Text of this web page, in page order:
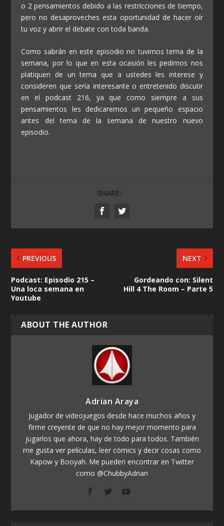
o 2 pensamientos debido a las restricciones de tiempo,
pero no desaproveches esta oportunidad de hacer oír
tu voz y abrir el debate con toda banda.
Como sabrán en este episodio no tuvimos tema de la
semana, por lo que en esta ocasión les pedimos nos
platiquen de un tema que a ustedes les interese y
consideren que sería interesante o entretenido discutir
en el podcast 216, ya que como siempre a sus
pensamientos les dedicaremos un pequeño espacio
antes del tema de la semana de nuestro nuevo
episodio.
SHARE:
PREVIOUS
Podcast: Episodio 215 –
Una loca semana en
Youtube
NEXT
Gordeando con: Silent
Hill 4 The Room – Parte 5
ABOUT THE AUTHOR
Adrian Araya
Jugador de videojuegos desde hace muchos años y
firme creyente de que no hay mejor momento para
jugarlos que ahora, hay de todo para todos. También
me gusta ver películas, leer cómics y decir cosas como
Kapow y Booyah. Me pueden encontrar en Twitter
como @ChubbyAdrian